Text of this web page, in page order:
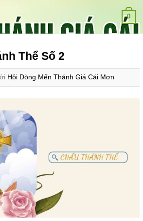
0
Thể Số 2
Hội Dòng Mến Thánh Giá Cái Mơn